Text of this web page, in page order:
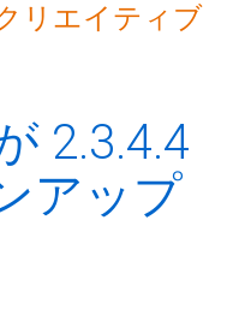
リエイティブ
2.3.4.4
アップ